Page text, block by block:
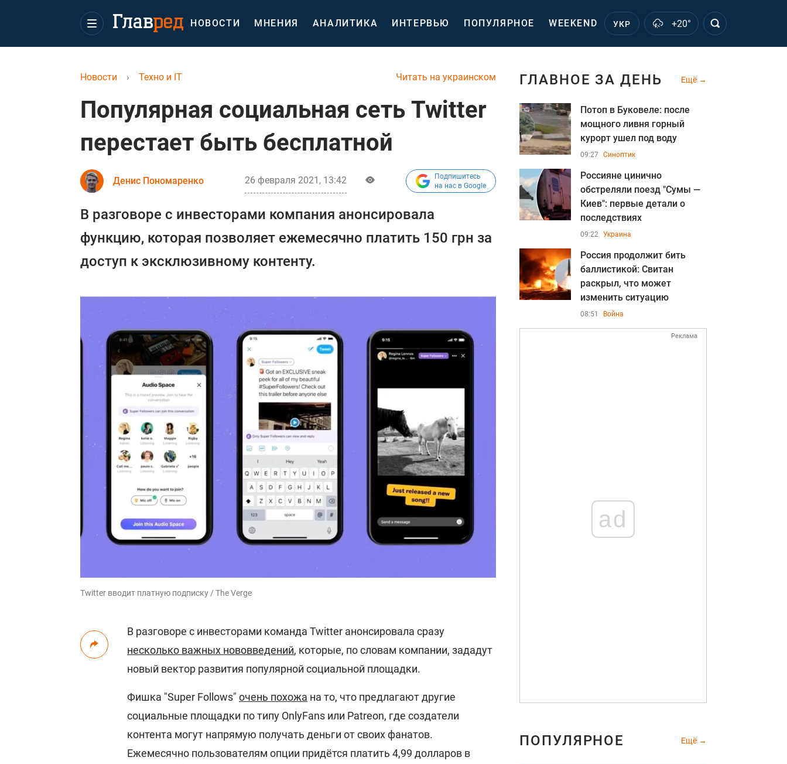
НОВОСТИ МНЕНИЯ АНАЛИТИКА ИНТЕРВЬЮ ПОПУЛЯРНОЕ WEEKEND УКР +20°
Читать на украинском
Новости › Техно и IT
Популярная социальная сеть Twitter
перестает быть бесплатной
Денис Пономаренко 26 февраля 2021, 13:42
Подпишитесь
на нас в Google
В разговоре с инвесторами компания анонсировала
функцию, которая позволяет ежемесячно платить 150 грн за
доступ к эксклюзивному контенту.
Twitter вводит платную подписку / The Verge
В разговоре с инвесторами команда Twitter анонсировала сразу
несколько важных нововведений, которые, по словам компании, зададут
новый вектор развития популярной социальной площадки.
Фишка "Super Follows" очень похожа на то, что предлагают другие
социальные площадки по типу OnlyFans или Patreon, где создатели
контента могут напрямую получать деньги от своих фанатов.
Ежемесячно пользователям опции придётся платить 4,99 долларов в
ГЛАВНОЕ ЗА ДЕНЬ Ещё
Потоп в Буковеле: после
мощного ливня горный
курорт ушел под воду
09:27 Синоптик
Россияне цинично
обстреляли поезд "Сумы —
Киев": первые детали о
последствиях
09:22 Украина
Россия продолжит бить
баллистикой: Свитан
раскрыл, что может
изменить ситуацию
08:51 Война
Реклама
ad
ПОПУЛЯРНОЕ Ещё